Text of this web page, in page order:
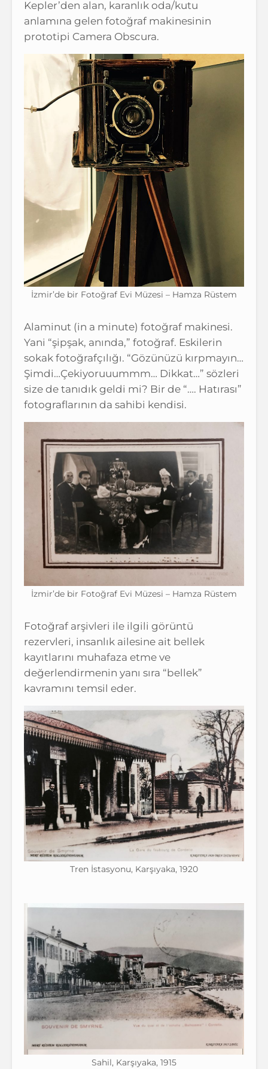
Kepler’den alan, karanlık oda/kutu
anlamına gelen fotoğraf makinesinin
prototipi Camera Obscura.
İzmir’de bir Fotoğraf Evi Müzesi – Hamza Rüstem
Alaminut (in a minute) fotoğraf makinesi.
Yani “şipşak, anında,” fotoğraf. Eskilerin
sokak fotoğrafçılığı. “Gözünüzü kırpmayın…
Şimdi…Çekiyoruuummm… Dikkat…” sözleri
size de tanıdık geldi mi? Bir de “…. Hatırası”
fotograflarının da sahibi kendisi.
İzmir’de bir Fotoğraf Evi Müzesi – Hamza Rüstem
Fotoğraf arşivleri ile ilgili görüntü
rezervleri, insanlık ailesine ait bellek
kayıtlarını muhafaza etme ve
değerlendirmenin yanı sıra “bellek”
kavramını temsil eder.
Tren İstasyonu, Karşıyaka, 1920
Sahil, Karşıyaka, 1915